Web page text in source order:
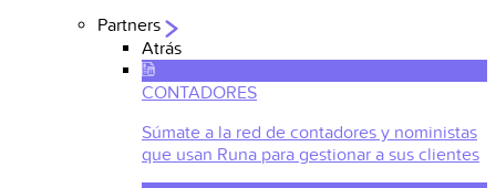
Partners
Atrás
CONTADORES
Súmate a la red de contadores y noministas
que usan Runa para gestionar a sus clientes